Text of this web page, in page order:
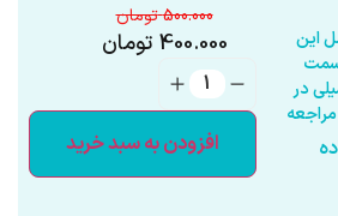
این
در
500.000
400.000 تومان
افزودن به سبد خرید